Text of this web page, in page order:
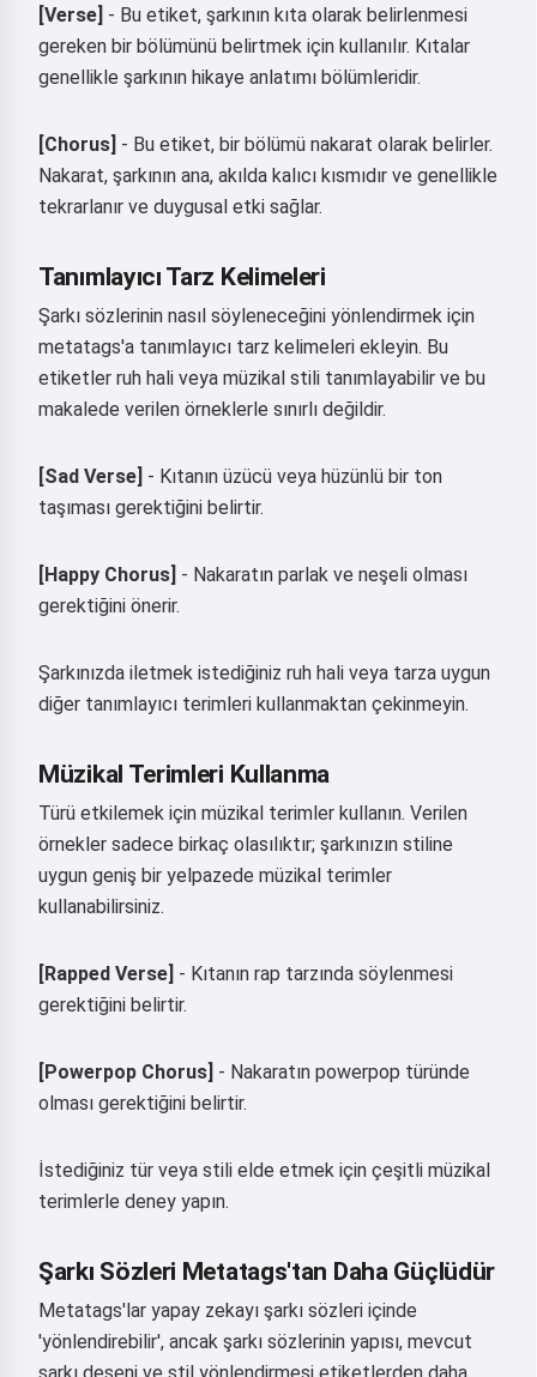
[Verse] - Bu etiket, şarkının kıta olarak belirlenmesi
gereken bir bölümünü belirtmek için kullanılır. Kıtalar
genellikle şarkının hikaye anlatımı bölümleridir.
[Chorus] - Bu etiket, bir bölümü nakarat olarak belirler.
Nakarat, şarkının ana, akılda kalıcı kısmıdır ve genellikle
tekrarlanır ve duygusal etki sağlar.
Tanımlayıcı Tarz Kelimeleri
Şarkı sözlerinin nasıl söyleneceğini yönlendirmek için
metatags'a tanımlayıcı tarz kelimeleri ekleyin. Bu
etiketler ruh hali veya müzikal stili tanımlayabilir ve bu
makalede verilen örneklerle sınırlı değildir.
[Sad Verse] - Kıtanın üzücü veya hüzünlü bir ton
taşıması gerektiğini belirtir.
[Happy Chorus] - Nakaratın parlak ve neşeli olması
gerektiğini önerir.
Şarkınızda iletmek istediğiniz ruh hali veya tarza uygun
diğer tanımlayıcı terimleri kullanmaktan çekinmeyin.
Müzikal Terimleri Kullanma
Türü etkilemek için müzikal terimler kullanın. Verilen
örnekler sadece birkaç olasılıktır; şarkınızın stiline
uygun geniş bir yelpazede müzikal terimler
kullanabilirsiniz.
[Rapped Verse] - Kıtanın rap tarzında söylenmesi
gerektiğini belirtir.
[Powerpop Chorus] - Nakaratın powerpop türünde
olması gerektiğini belirtir.
İstediğiniz tür veya stili elde etmek için çeşitli müzikal
terimlerle deney yapın.
Şarkı Sözleri Metatags'tan Daha Güçlüdür
Metatags'lar yapay zekayı şarkı sözleri içinde
'yönlendirebilir', ancak şarkı sözlerinin yapısı, mevcut
Şarkılar oluşturabilir, şiirler ve
tebrikler yazabilirim 🥰
Dene